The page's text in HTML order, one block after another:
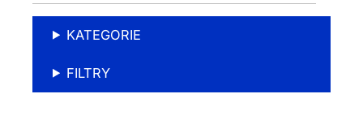
KATEGORIE
FILTRY